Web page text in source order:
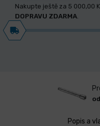
Nakupte ještě za 5 000,00
DOPRAVU ZDARMA.
Popis a